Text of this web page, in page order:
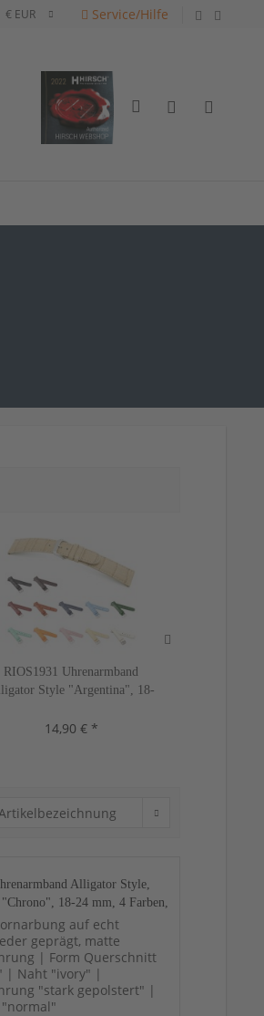
Service/Hilfe
RIOS1931 Uhrenarmband
Style "Argentina", 18-
14,90 € *
Alligator Style,
18-24 mm, 4 Farben,
auf echt
geprägt, matte
| Form Querschnitt
| Naht "ivory" |
"stark gepolstert" |
"normal"